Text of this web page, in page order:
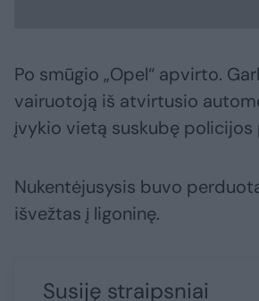
Po smūgio „Opel“ apvirto.
vairuotoją iš atvirtusio
įvykio vietą suskubę policijos
Nukentėjusysis buvo
išvežtas į ligoninę.
Susiję straipsniai